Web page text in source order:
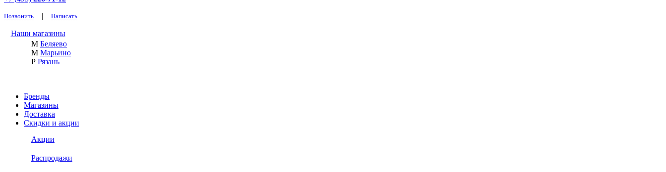
Позвонить | Написать
Наши магазины
М Беляево
М Марьино
Р Рязань
Бренды
Магазины
Доставка
Скидки и акции
Акции
Распродажи